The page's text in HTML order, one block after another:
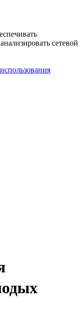
сетевой